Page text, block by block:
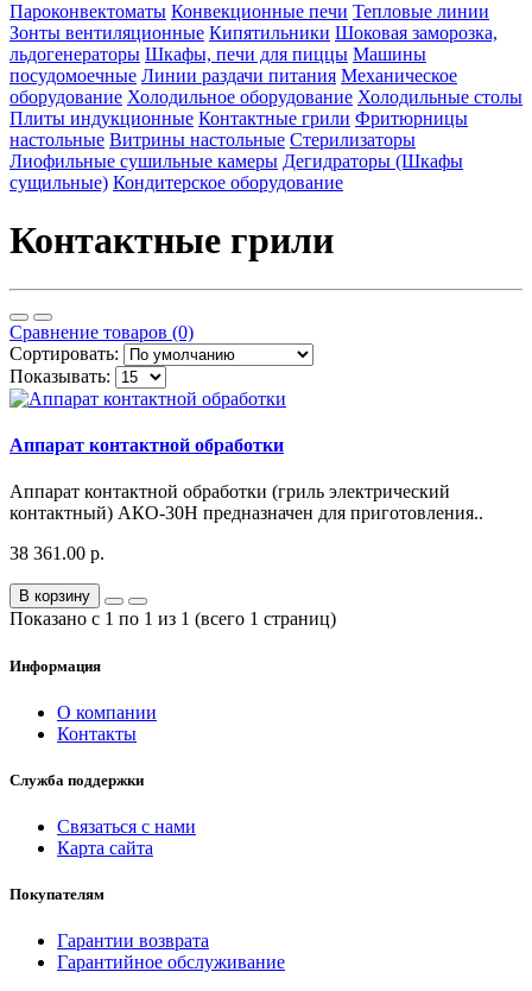
Пароконвектоматы Конвекционные печи Тепловые линии
Зонты вентиляционные Кипятильники Шоковая заморозка,
льдогенераторы Шкафы, печи для пиццы Машины
посудомоечные Линии раздачи питания Механическое
оборудование Холодильное оборудование Холодильные столы
Плиты индукционные Контактные грили Фритюрницы
настольные Витрины настольные Стерилизаторы
Лиофильные сушильные камеры Дегидраторы (Шкафы
сущильные) Кондитерское оборудование
Контактные грили
Сравнение товаров (0)
Сортировать:
Показывать:
Аппарат контактной обработки
Аппарат контактной обработки (гриль электрический
контактный) АКО-30Н предназначен для приготовления..
38 361.00 р.
В корзину
Показано с 1 по 1 из 1 (всего 1 страниц)
Информация
О компании
Контакты
Служба поддержки
Связаться с нами
Карта сайта
Покупателям
Гарантии возврата
Гарантийное обслуживание